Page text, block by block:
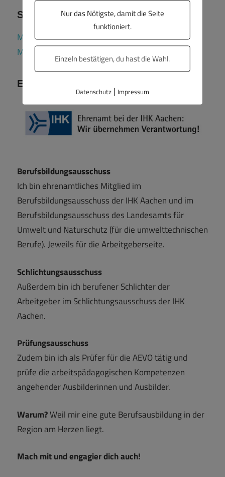
Soziale Netzwerke
Mein Profil bei LinkedIn
Mein Profil im Fediverse (Mastodon)
Ehrenamt
Berufsbildungsausschuss
Ich bin ehrenamtliches Mitglied im
Berufsbildungsausschuss der IHK Aachen und im
Berufsbildungsausschuss des Landesamts für
Umwelt und Naturschutz (für die umwelttechnischen
Berufe). Jeweils für die Arbeitgeberseite.
Schlichtungsausschuss
Außerdem bin ich berufener Schlichter der
Arbeitgeber im Schlichtungsausschuss der IHK
Aachen.
Prüfungsausschuss
Zudem bin ich als Prüfer für die AEVO tätig und
prüfe die arbeitspädagogischen Kompetenzen
angehender Ausbilderinnen und Ausbilder.
Warum?Weil mir eine gute Berufsausbildung in der
Region am Herzen liegt.
Mach mit und engagier dich auch!
Nur das Nötigste, damit die Seite
funktioniert.
Einzeln bestätigen, du hast die Wahl.
Datenschutz| Impressum